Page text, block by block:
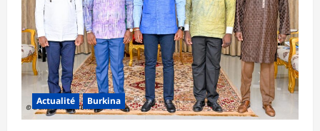
Actualité Burkina